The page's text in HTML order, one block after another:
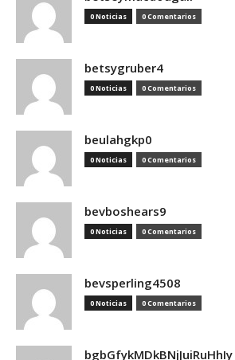
0 Noticias 0 Comentarios
betsygruber4
0 Noticias 0 Comentarios
beulahgkp0
0 Noticias 0 Comentarios
bevboshears9
0 Noticias 0 Comentarios
bevsperling4508
0 Noticias 0 Comentarios
bgbGfykMDkBNjJuiRuHhIy